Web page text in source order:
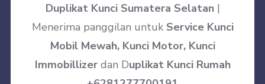
Duplikat Kunci Sumatera Selatan|
Menerima panggilan untuk Service Kunci
Mobil Mewah, Kunci Motor, Kunci
Immobillizerdan Duplikat Kunci Rumah